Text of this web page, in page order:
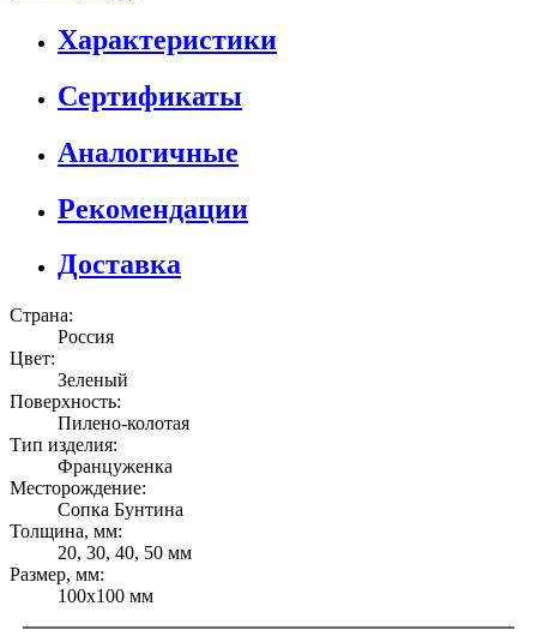
Характеристики
Сертификаты
Аналогичные
Рекомендации
Доставка
Страна:
Россия
Цвет:
Зеленый
Поверхность:
Пилено-колотая
Тип изделия:
Француженка
Месторождение:
Сопка Бунтина
Толщина, мм:
20, 30, 40, 50 мм
Размер, мм:
100x100 мм